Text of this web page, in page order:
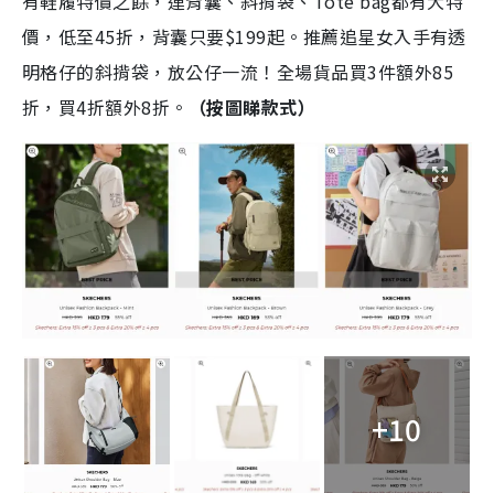
價，低至45折，背囊只要$199起。推薦追星女入手有透
明格仔的斜揹袋，放公仔一流！全場貨品買3件額外85
折，買4折額外8折。
（按圖睇款式）
+10